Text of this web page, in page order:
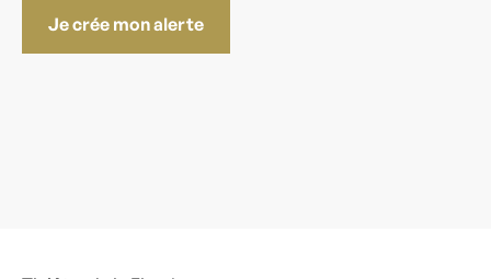
Je crée mon alerte